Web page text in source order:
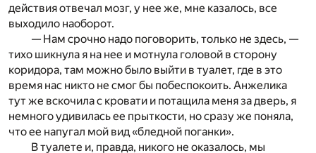
действия отвечал мозг, у нее же, мне казалось, все
выходило наоборот.
— Нам срочно надо поговорить, только не здесь, —
тихо шикнула я на нее и мотнула головой в сторону
коридора, там можно было выйти в туалет, где в это
время нас никто не смог бы побеспокоить. Анжелика
тут же вскочила с кровати и потащила меня за дверь, я
немного удивилась ее прыткости, но сразу же поняла,
что ее напугал мой вид «бледной поганки».
В туалете и, правда, никого не оказалось, мы